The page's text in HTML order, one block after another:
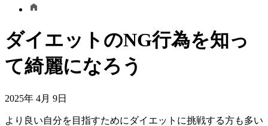
ダイエットのNG行為を知っ
て綺麗になろう
2025年 4月 9日
より良い自分を目指すためにダイエットに挑戦する方も多い